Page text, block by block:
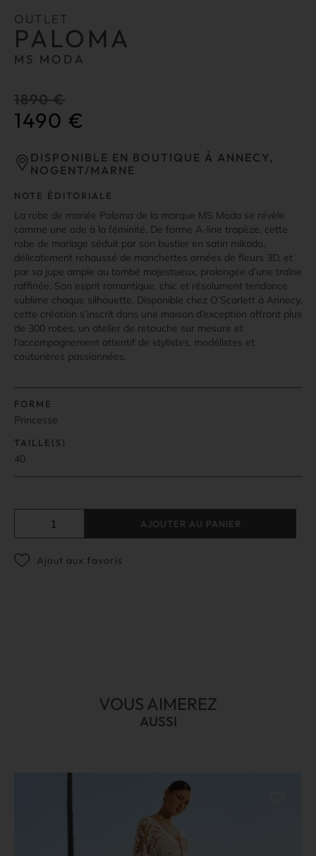
OUTLET
PALOMA
MS MODA
1890€
1490 €
DISPONIBLE EN BOUTIQUE À ANNECY,
NOGENT/MARNE
NOTE ÉDITORIALE
La robe de mariée Paloma de la marque MS Moda se révèle
comme une ode à la féminité. De forme A-line trapèze, cette
robe de mariage séduit par son bustier en satin mikado,
délicatement rehaussé de manchettes ornées de fleurs 3D, et
par sa jupe ample au tombé majestueux, prolongée d’une traîne
raffinée. Son esprit romantique, chic et résolument tendance
sublime chaque silhouette. Disponible chez O’Scarlett à Annecy,
cette création s’inscrit dans une maison d’exception offrant plus
de 300 robes, un atelier de retouche sur mesure et
l’accompagnement attentif de stylistes, modélistes et
couturières passionnées.
FORME
Princesse
TAILLE(S)
40
AJOUTER AU PANIER
Ajout aux favoris
VOUS AIMEREZ
AUSSI